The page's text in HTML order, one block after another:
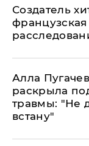
Создатель
Алла
раскрыла
травмы: "Не
встану"